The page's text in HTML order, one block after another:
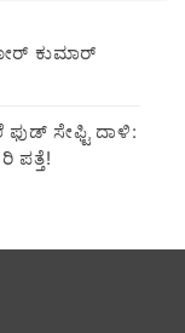
ಕುಮಾರ್
ಸೇಫ್ಟಿ ದಾಳಿ:
ಪತ್ತೆ!